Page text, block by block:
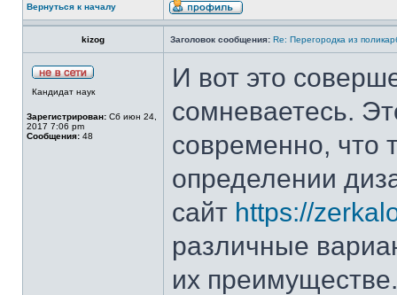
Вернуться к началу
kizog Заголовок сообщения: Re: Перегородка из
Кандидат наук
Зарегистрирован: Сб июн 24,
2017 7:06 pm
Сообщения: 48
И вот это
сомневаетесь.
современно, что
определении
сайт https://
различные
их преимуществе.